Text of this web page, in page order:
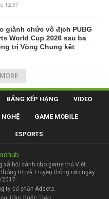
12:37
giành chức vô địch PUBG
World Cup 2026 sau ba
trị Vòng Chung kết
BẢNG XẾP HẠNG VIDEO
NGHỆ GAME MOBILE
ESPORTS
xã hội dành cho game thủ Việt.
tin và Truyền thông cấp ngày
ty cổ phần Adsota.